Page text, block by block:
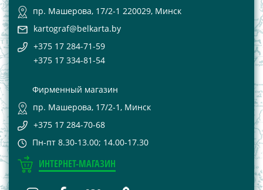
пр. Машерова, 17/2-1 220029, Минск
kartograf@belkarta.by
+375 17 284-71-59
+375 17 334-81-54
Фирменный магазин
пр. Машерова, 17/2-1, Минск
+375 17 284-70-68
Пн-пт 8.30-13.00; 14.00-17.30
ИНТЕРНЕТ-МАГАЗИН